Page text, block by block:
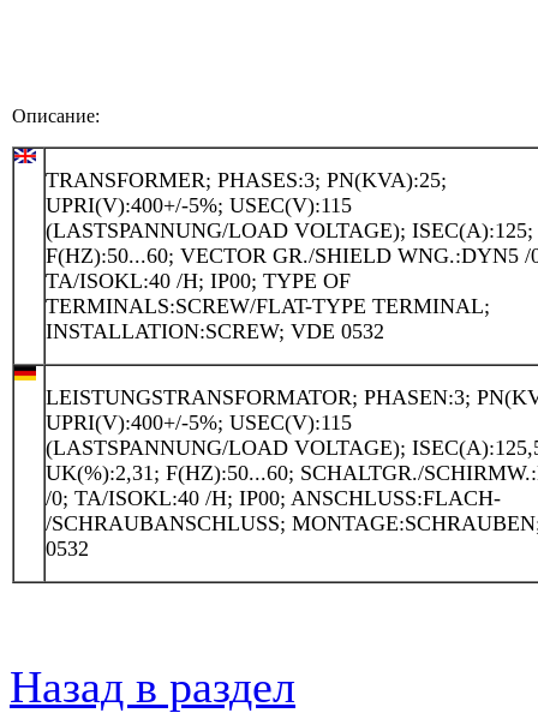
Описание:
TRANSFORMER; PHASES:3; PN(KVA):25;
UPRI(V):400+/-5%; USEC(V):115
(LASTSPANNUNG/LOAD VOLTAGE); ISEC(A):125;
F(HZ):50...60; VECTOR GR./SHIELD WNG.:DYN5 /
TA/ISOKL:40 /H; IP00; TYPE OF
TERMINALS:SCREW/FLAT-TYPE TERMINAL;
INSTALLATION:SCREW; VDE 0532
LEISTUNGSTRANSFORMATOR; PHASEN:3;
UPRI(V):400+/-5%; USEC(V):115
(LASTSPANNUNG/LOAD VOLTAGE);
UK(%):2,31; F(HZ):50...60; SCHALTGR./
/0; TA/ISOKL:40 /H; IP00; ANSCHLUSS:FLACH-
/SCHRAUBANSCHLUSS;
0532
Назад в раздел